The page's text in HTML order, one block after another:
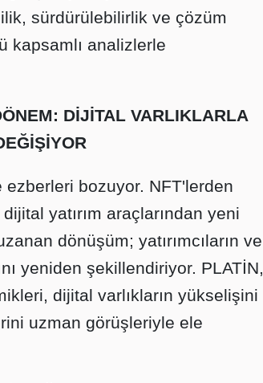
sürdürülebilirlik ve çözüm
kapsamlı analizlerle
DİJİTAL VARLIKLARLA
bozuyor. NFT'lerden
yatırım araçlarından yeni
dönüşüm; yatırımcıların ve
yeniden şekillendiriyor. PLATİN,
dijital varlıkların yükselişini
uzman görüşleriyle ele